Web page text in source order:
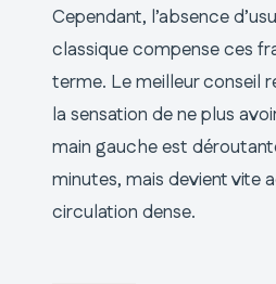
Cependant, l’absence
classique compense ces
terme. Le meilleur conseil
la sensation de ne plus
main gauche est
minutes, mais devient vite
circulation dense.